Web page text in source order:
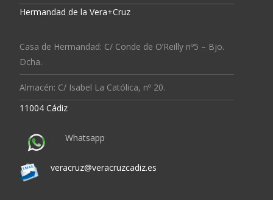
Hermandad de la Vera+Cruz
Casa de Hermandad: C/ Conde de O’Reilly nº5 – Bjo.
Dcha.
Almacén: C/ Isabel La Católica, nº 20.
11004 Cádiz
Whatsapp
veracruz@veracruzcadiz.es